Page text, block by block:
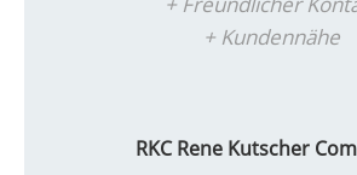
+ Kundennähe
RKC Rene Kutscher